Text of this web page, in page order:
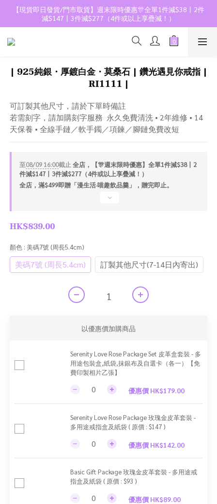
【現貨即日發貨/門市取貨】週末限時優惠🎊全單1件減$38丨2件
減$147丨3件減$277（4件或以上享疊減！）
| 925純銀・厚鍍白金・莫桑石 | 鑽光遇見你戒指 |
RI1111 |
可訂製其他尺寸，請於下單時備註
若需刻字，請加購刻字服務  永久免費清洗 • 2年維修 • 14
天保養 • 全線手鏈／軟手鐲／項鍊／腳鏈免費改短
至08/09 16:00截止 全店，【🎊週末限時優惠】全單1件減$38丨2
件減$147丨3件減$277（4件或以上享疊減！）
全店，滿$499即贈「漫生活·喵趣飲品羹」，贈完即止。
HK$839.00
顏色 : 美碼7號 (周長5.4cm)
美碼7號 (周長5.4cm) 訂製其他尺寸(7-14日內寄出)
以優惠價加購商品
Serenity Love Rose Package Set 皮革盒套裝 - 多
用途包裝盒,紙袋,抹銀布及自選卡（各一）【免
費印製相片乙張】
優惠價 HK$179.00
Serenity Love Rose Package 玫瑰金皮革套裝 -
多用途戒指盒及紙袋 ( 原價 : $147 )
優惠價 HK$142.00
Basic Gift Package 玫瑰金皮革套裝 - 多用途戒
指盒及紙袋 ( 原價 : $93 )
優惠價 HK$89.00